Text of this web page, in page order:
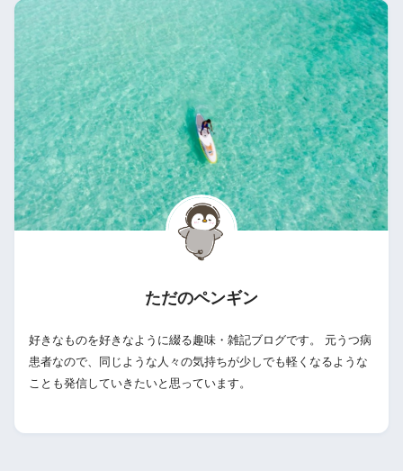
ただのペンギン
好きなものを好きなように綴る趣味・雑記ブログです。 元うつ病
患者なので、同じような人々の気持ちが少しでも軽くなるような
ことも発信していきたいと思っています。